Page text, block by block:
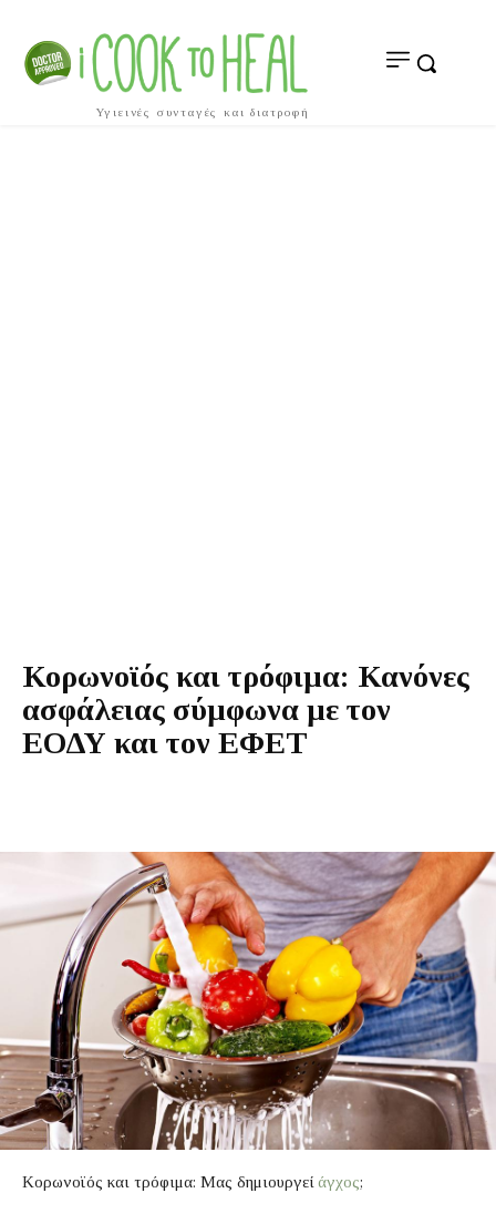
Υγιεινές συνταγές και διατροφή
Κορωνοϊός και τρόφιμα: Κανόνες
ασφάλειας σύμφωνα με τον
ΕΟΔΥ και τον ΕΦΕΤ
Κορωνοϊός και τρόφιμα: Μας δημιουργεί άγχος;